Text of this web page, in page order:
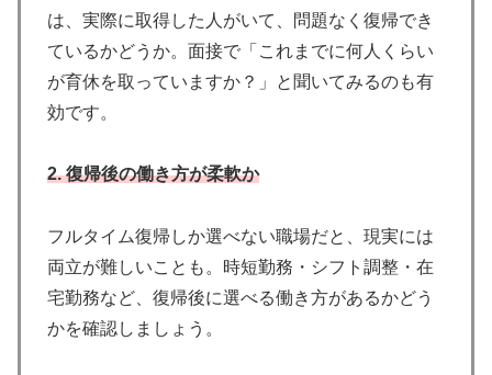
は、実際に取得した人がいて、問題なく復帰でき
ているかどうか。面接で「これまでに何人くらい
が育休を取っていますか？」と聞いてみるのも有
効です。
2. 復帰後の働き方が柔軟か
フルタイム復帰しか選べない職場だと、現実には
両立が難しいことも。時短勤務・シフト調整・在
宅勤務など、復帰後に選べる働き方があるかどう
かを確認しましょう。